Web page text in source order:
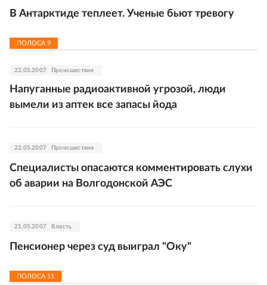
В Антарктиде теплеет. Ученые бьют тревогу
ПОЛОСА 9
22.05.2007 Происшествия
Напуганные радиоактивной угрозой, люди
вымели из аптек все запасы йода
22.05.2007 Происшествия
Специалисты опасаются комментировать слухи
об аварии на Волгодонской АЭС
21.05.2007 Власть
Пенсионер через суд выиграл "Оку"
ПОЛОСА 11